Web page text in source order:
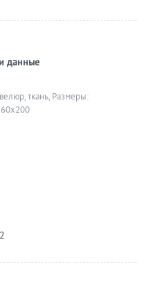
данные
ткань, Размеры:
2